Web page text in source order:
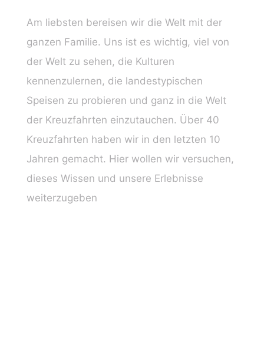
Am liebsten bereisen wir die Welt mit der
ganzen Familie. Uns ist es wichtig, viel von
der Welt zu sehen, die Kulturen
kennenzulernen, die landestypischen
Speisen zu probieren und ganz in die Welt
der Kreuzfahrten einzutauchen. Über 40
Kreuzfahrten haben wir in den letzten 10
Jahren gemacht. Hier wollen wir versuchen,
dieses Wissen und unsere Erlebnisse
weiterzugeben